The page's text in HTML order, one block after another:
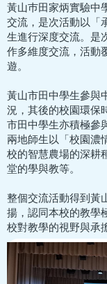
黃山巿田家炳實驗中
交流，是次活動以
生進行深度交流。是
作多維度交流，活動
遊。
黃山市田中學生參與
況，其後的校園環保
市田中學生亦積極參
兩地師生以「校園濃
校的智慧農場的深耕
堂的學與教等。
整個交流活動得到黃
揚，認同本校的教學
校對教學的視野與承